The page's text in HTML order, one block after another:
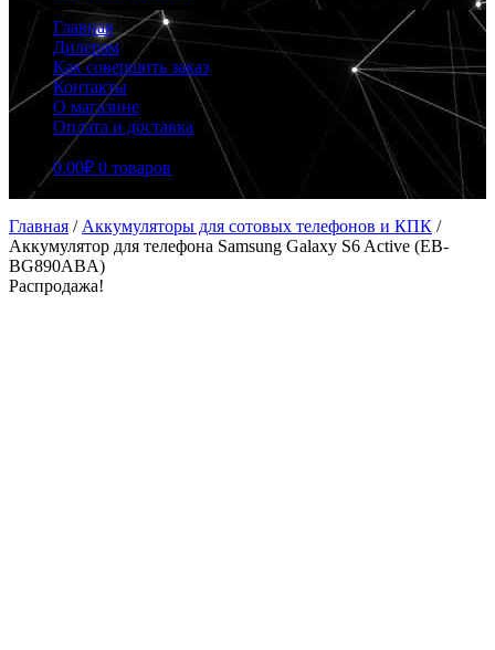
Главная
Дилерам
Как совершить заказ
Контакты
О магазине
Оплата и доставка
0.00₽ 0 товаров
Главная / Аккумуляторы для сотовых телефонов и КПК /
Аккумулятор для телефона Samsung Galaxy S6 Active (EB-
BG890ABA)
Распродажа!